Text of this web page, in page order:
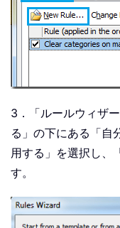
3．「ルールウィザ
る」の下にある「自
用する」を選択し、
す。